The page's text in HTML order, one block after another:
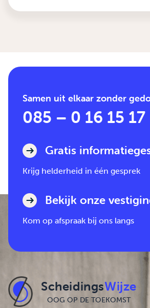
Samen uit elkaar zonder
085 – 0 16 15 17
Gratis
Krijg helderheid in één gesprek
Bekijk onze
Kom op afspraak bij ons langs
ScheidingsWijze
OOG OP DE TOEKOMST